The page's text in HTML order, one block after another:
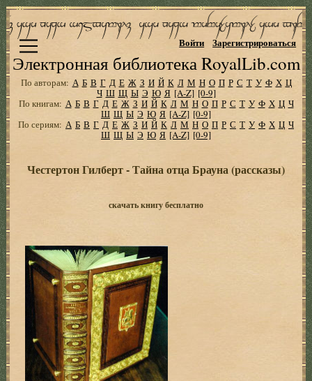
Электронная библиотека RoyalLib.com
Войти Зарегистрироваться
По авторам: А Б В Г Д Е Ж З И Й К Л М Н О П Р С Т У Ф Х Ц
Ч Ш Щ Ы Э Ю Я [A-Z] [0-9]
По книгам: А Б В Г Д Е Ж З И Й К Л М Н О П Р С Т У Ф Х Ц Ч
Ш Щ Ы Э Ю Я [A-Z] [0-9]
По сериям: А Б В Г Д Е Ж З И Й К Л М Н О П Р С Т У Ф Х Ц Ч
Ш Щ Ы Э Ю Я [A-Z] [0-9]
Честертон Гилберт - Тайна отца Брауна (рассказы)
скачать книгу бесплатно